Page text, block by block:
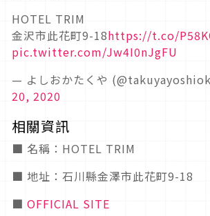
HOTEL TRIM
金沢市此花町9-18https://t.co/
pic.twitter.com/Jw4I0nJgFU
— よしおかたくや
20, 2020
相關資訊
■ 名稱：HOTEL TRIM
■ 地址：石川縣金澤市此花町9-18
■ OFFICIAL SITE